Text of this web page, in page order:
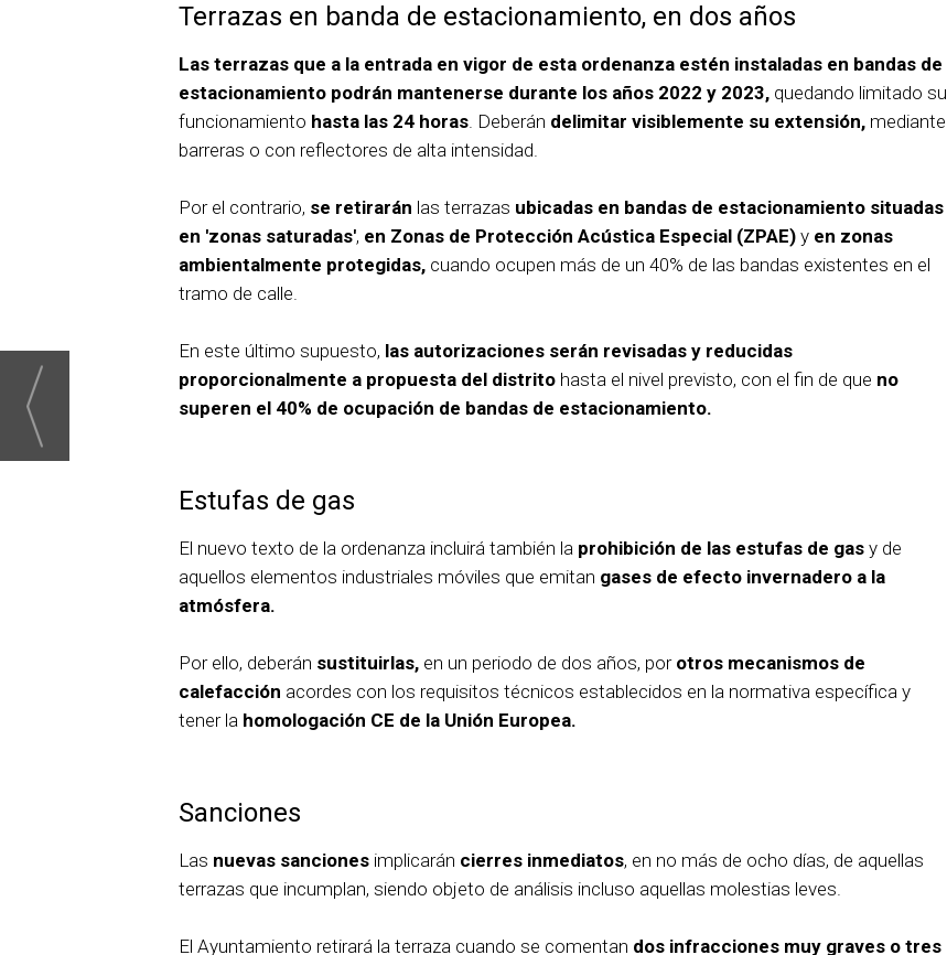
Terrazas en banda de estacionamiento, en dos años
Las terrazas que a la entrada en vigor de esta ordenanza estén instaladas en bandas de
estacionamiento podrán mantenerse durante los años 2022 y 2023, quedando limitado su
funcionamiento hasta las 24 horas. Deberán delimitar visiblemente su extensión, mediante
barreras o con reflectores de alta intensidad.
Por el contrario, se retirarán las terrazas ubicadas en bandas de estacionamiento situadas
en 'zonas saturadas', en Zonas de Protección Acústica Especial (ZPAE) y en zonas
ambientalmente protegidas, cuando ocupen más de un 40% de las bandas existentes en el
tramo de calle.
En este último supuesto, las autorizaciones serán revisadas y reducidas
proporcionalmente a propuesta del distrito hasta el nivel previsto, con el fin de que no
superen el 40% de ocupación de bandas de estacionamiento.
Estufas de gas
El nuevo texto de la ordenanza incluirá también la prohibición de las estufas de gas y de
aquellos elementos industriales móviles que emitan gases de efecto invernadero a la
atmósfera.
Por ello, deberán sustituirlas, en un periodo de dos años, por otros mecanismos de
calefacción acordes con los requisitos técnicos establecidos en la normativa específica y
tener la homologación CE de la Unión Europea.
Sanciones
Las nuevas sanciones implicarán cierres inmediatos, en no más de ocho días, de aquellas
terrazas que incumplan, siendo objeto de análisis incluso aquellas molestias leves.
El Ayuntamiento retirará la terraza cuando se comentan dos infracciones muy graves o tres